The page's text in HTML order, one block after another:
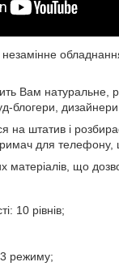
Вам натуральне,
блогери,
штатив і
для телефону,
матеріалів, що
10 рівнів;
3 режиму;